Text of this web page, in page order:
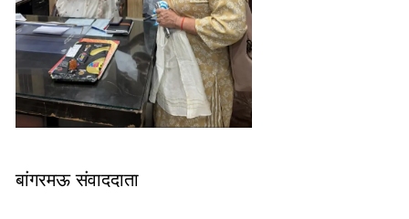
बांगरमऊ संवाददाता